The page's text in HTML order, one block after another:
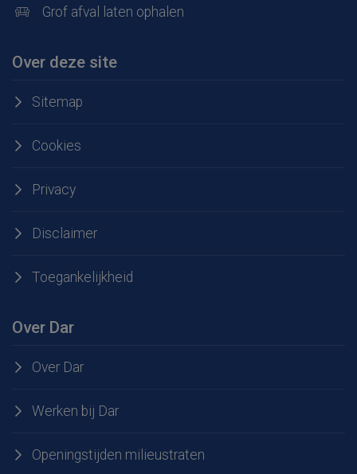
Grof afval laten ophalen
Over deze site
Sitemap
Cookies
Privacy
Disclaimer
Toegankelijkheid
Over Dar
Over Dar
Werken bij Dar
Openingstijden milieustraten